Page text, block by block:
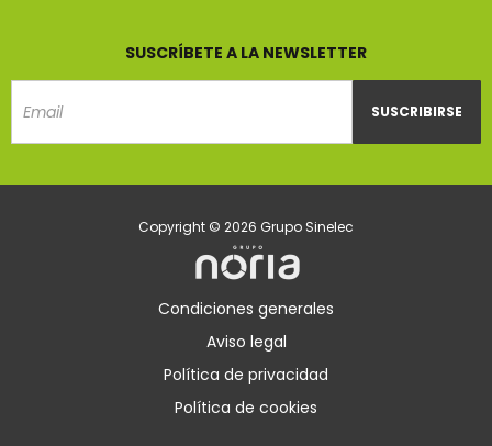
SUSCRÍBETE A LA NEWSLETTER
SUSCRIBIRSE
Copyright © 2026 Grupo Sinelec
Condiciones generales
Aviso legal
Política de privacidad
Política de cookies